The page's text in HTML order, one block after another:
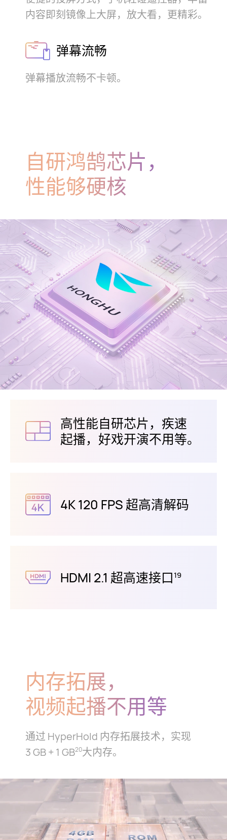
内容即刻镜像上大屏，放大看， 更精⁠彩。
弹幕流畅
弹幕播放流畅不卡顿。
自研鸿鹄芯片，
性能够硬核
高性能自研芯片，疾⁠速
起播，好戏开演不用⁠等。
4K 120 FPS 超高清解⁠码
HDMI 2.1 超高速接⁠口 19
内存拓展，
视频起播不用等
通过 HyperHold 内存拓展技术，实现
3 GB + 1 GB20大内⁠存。